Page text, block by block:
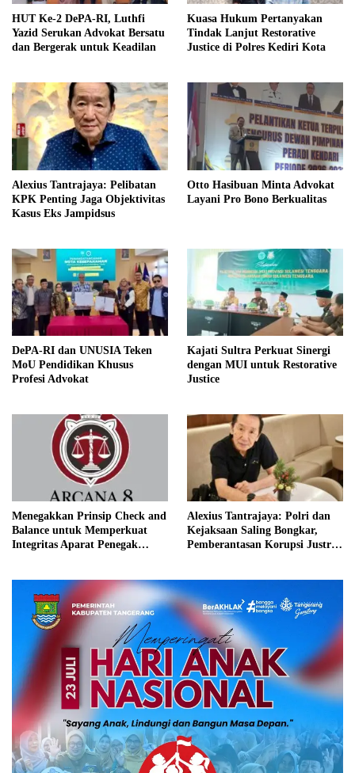
HUT Ke-2 DePA-RI, Luthfi
Yazid Serukan Advokat Bersatu
dan Bergerak untuk Keadilan
Kuasa Hukum Pertanyakan
Tindak Lanjut Restorative
Justice di Polres Kediri Kota
Alexius Tantrajaya: Pelibatan
KPK Penting Jaga Objektivitas
Kasus Eks Jampidsus
Otto Hasibuan Minta Advokat
Layani Pro Bono Berkualitas
DePA-RI dan UNUSIA Teken
MoU Pendidikan Khusus
Profesi Advokat
Kajati Sultra Perkuat Sinergi
dengan MUI untuk Restorative
Justice
Menegakkan Prinsip Check and
Balance untuk Memperkuat
Integritas Aparat Penegak
Alexius Tantrajaya: Polri dan
Kejaksaan Saling Bongkar,
Pemberantasan Korupsi Justru